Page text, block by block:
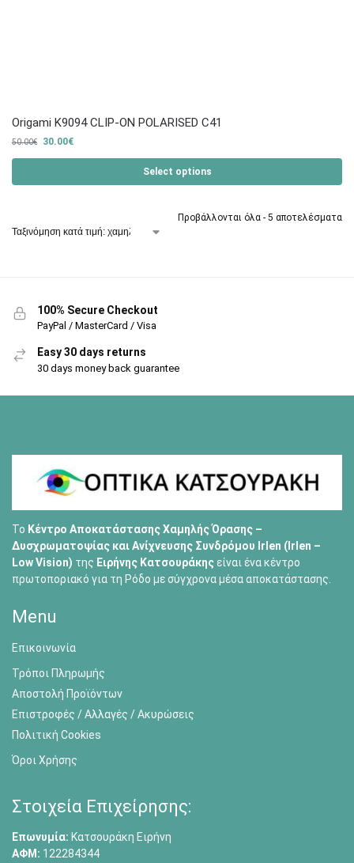
Origami K9094 CLIP-ON POLARISED C41
50.00€ 30.00€
Select options
Προβάλλονται όλα - 5 αποτελέσματα
100% Secure Checkout
PayPal / MasterCard / Visa
Easy 30 days returns
30 days money back guarantee
Το Κέντρο Αποκατάστασης Χαμηλής Όρασης –
Δυσχρωματοψίας και Ανίχνευσης Συνδρόμου Irlen (Irlen –
Low Vision) της Ειρήνης Κατσουράκηςείναι ένα κέντρο
πρωτοποριακό για τη Ρόδο με σύγχρονα μέσα αποκατάστασης.
Menu
Επικοινωνία
Τρόποι Πληρωμής
Αποστολή Προϊόντων
Επιστροφές / Αλλαγές / Ακυρώσεις
Πολιτική Cookies
Όροι Χρήσης
Στοιχεία Επιχείρησης:
Επωνυμία: Κατσουράκη Ειρήνη
ΑΦΜ: 122284344